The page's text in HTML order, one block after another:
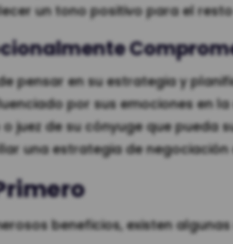
un tono positivo para el
pensar en su estrategia y
por sus emociones en
juez de su cónyuge que pueda
una estrategia de negociación
beneficios, existen